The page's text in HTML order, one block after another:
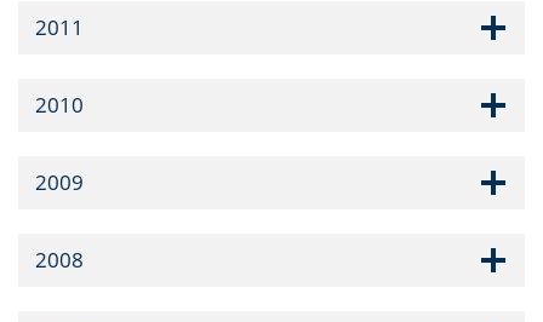
2011
2010
2009
2008